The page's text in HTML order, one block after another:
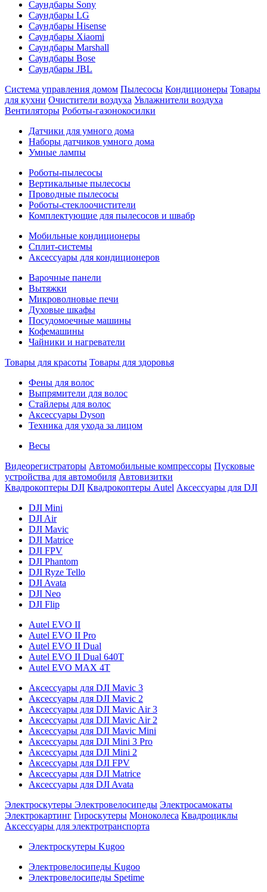
Саундбары Sony
Саундбары LG
Саундбары Hisense
Саундбары Xiaomi
Саундбары Marshall
Саундбары Bose
Саундбары JBL
Система управления домом Пылесосы Кондиционеры Товары
для кухни Очистители воздуха Увлажнители воздуха
Вентиляторы Роботы-газонокосилки
Датчики для умного дома
Наборы датчиков умного дома
Умные лампы
Роботы-пылесосы
Вертикальные пылесосы
Проводные пылесосы
Роботы-стеклоочистители
Комплектующие для пылесосов и швабр
Мобильные кондиционеры
Сплит-системы
Аксессуары для кондиционеров
Варочные панели
Вытяжки
Микроволновые печи
Духовые шкафы
Посудомоечные машины
Кофемашины
Чайники и нагреватели
Товары для красоты Товары для здоровья
Фены для волос
Выпрямители для волос
Стайлеры для волос
Аксессуары Dyson
Техника для ухода за лицом
Весы
Видеорегистраторы Автомобильные компрессоры Пусковые
устройства для автомобиля Автовизитки
Квадрокоптеры DJI Квадрокоптеры Autel Аксессуары для DJI
DJI Mini
DJI Air
DJI Mavic
DJI Matrice
DJI FPV
DJI Phantom
DJI Ryze Tello
DJI Avata
DJI Neo
DJI Flip
Autel EVO II
Autel EVO II Pro
Autel EVO II Dual
Autel EVO II Dual 640T
Autel EVO MAX 4T
Аксессуары для DJI Mavic 3
Аксессуары для DJI Mavic 2
Аксессуары для DJI Mavic Air 3
Аксессуары для DJI Mavic Air 2
Аксессуары для DJI Mavic Mini
Аксессуары для DJI Mini 3 Pro
Аксессуары для DJI Mini 2
Аксессуары для DJI FPV
Аксессуары для DJI Matrice
Аксессуары для DJI Avata
Электроскутеры Электровелосипеды Электросамокаты
Электрокартинг Гироскутеры Моноколеса Квадроциклы
Аксессуары для электротранспорта
Электроскутеры Kugoo
Электровелосипеды Kugoo
Электровелосипеды Spetime